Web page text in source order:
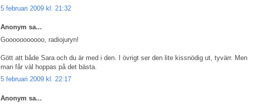
5 februari 2009 kl. 21:32
Anonym sa...
Gooooooooooo, radiojuryn!
Gött att både Sara och du är med i den. I övrigt ser den lite kissnödig ut, tyvärr. Men
man får väl hoppas på det bästa.
5 februari 2009 kl. 22:17
Anonym sa...